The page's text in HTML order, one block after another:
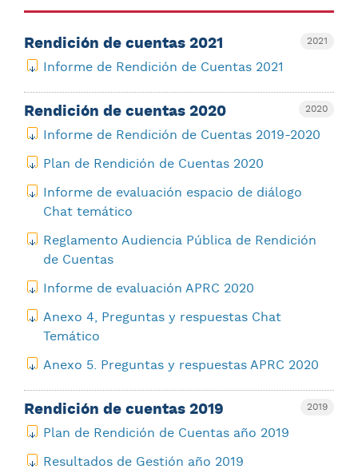
2021
Rendición de cuentas 2021
Informe de Rendición de Cuentas 2021
2020
Rendición de cuentas 2020
Informe de Rendición de Cuentas 2019-2020
Plan de Rendición de Cuentas 2020
Informe de evaluación espacio de diálogo
Chat temático
Reglamento Audiencia Pública de Rendición
de Cuentas
Informe de evaluación APRC 2020
Anexo 4, Preguntas y respuestas Chat
Temático
Anexo 5. Preguntas y respuestas APRC 2020
2019
Rendición de cuentas 2019
Plan de Rendición de Cuentas año 2019
Resultados de Gestión año 2019